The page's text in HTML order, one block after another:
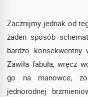
Zacznijmy jednak od
żaden sposób
bardzo
Zawiła fabuła, wręcz
go na manowce,
jednorodnej